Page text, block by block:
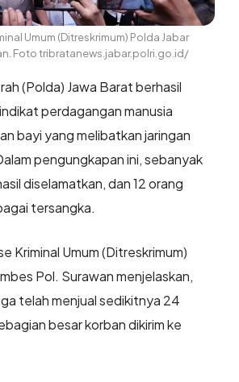
Umum (Ditreskrimum) Polda Jabar
Foto tribratanews.jabar.polri.go.id/
(Polda) Jawa Barat berhasil
perdagangan manusia
bayi yang melibatkan jaringan
pengungkapan ini, sebanyak
diselamatkan, dan 12 orang
tersangka.
Kriminal Umum (Ditreskrimum)
Pol. Surawan menjelaskan,
telah menjual sedikitnya 24
besar korban dikirim ke